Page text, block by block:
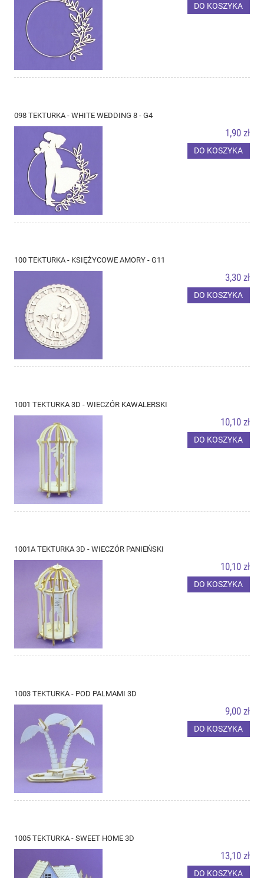
DO KOSZYKA
098 TEKTURKA - WHITE WEDDING 8 - G4
1,90 zł
DO KOSZYKA
100 TEKTURKA - KSIĘŻYCOWE AMORY - G11
3,30 zł
DO KOSZYKA
1001 TEKTURKA 3D - WIECZÓR KAWALERSKI
10,10 zł
DO KOSZYKA
1001A TEKTURKA 3D - WIECZÓR PANIEŃSKI
10,10 zł
DO KOSZYKA
1003 TEKTURKA - POD PALMAMI 3D
9,00 zł
DO KOSZYKA
1005 TEKTURKA - SWEET HOME 3D
13,10 zł
DO KOSZYKA